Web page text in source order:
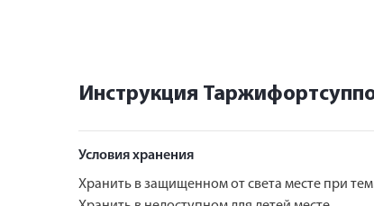
Инструкция
Условия хранения
Хранить в защищенном от света месте при